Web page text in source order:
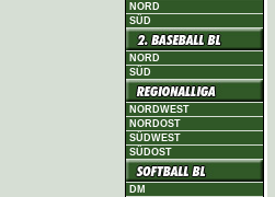
NORD
SÜD
NORD
SÜD
NORDWEST
NORDOST
SÜDWEST
SÜDOST
DM